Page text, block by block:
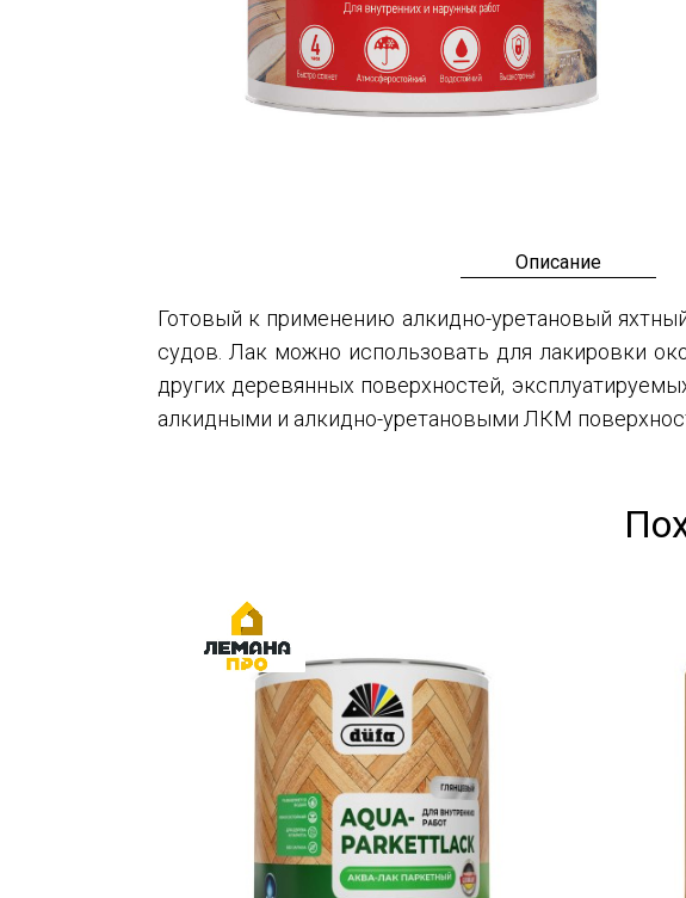
Описание
Готовый к применению алкидно-уретановый
судов. Лак можно использовать для лакировки
других деревянных поверхностей,
алкидными и алкидно-уретановыми ЛКМ